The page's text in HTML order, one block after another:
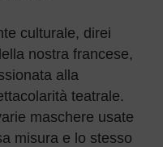
culturale, direi
nostra francese,
alla
teatrale.
maschere usate
misura e lo stesso